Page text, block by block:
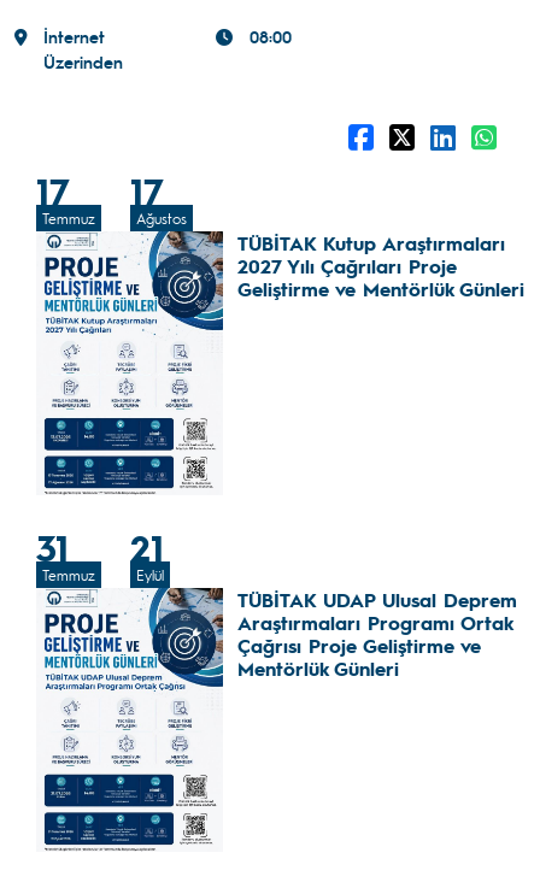
İnternet
Üzerinden
08:00
17
Temmuz
17
Ağustos
TÜBİTAK Kutup Araştırmaları
2027 Yılı Çağrıları Proje
Geliştirme ve Mentörlük Günleri
31
Temmuz
21
Eylül
TÜBİTAK UDAP Ulusal Deprem
Araştırmaları Programı Ortak
Çağrısı Proje Geliştirme ve
Mentörlük Günleri